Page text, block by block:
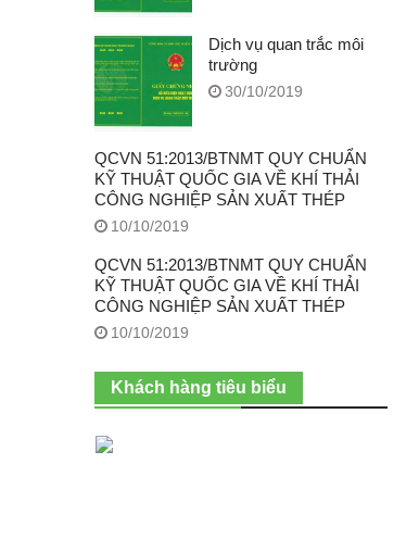
Dịch vụ quan trắc môi
trường
30/10/2019
QCVN 51:2013/BTNMT QUY CHUẨN
KỸ THUẬT QUỐC GIA VỀ KHÍ THẢI
CÔNG NGHIỆP SẢN XUẤT THÉP
10/10/2019
QCVN 51:2013/BTNMT QUY CHUẨN
KỸ THUẬT QUỐC GIA VỀ KHÍ THẢI
CÔNG NGHIỆP SẢN XUẤT THÉP
10/10/2019
Khách hàng tiêu biểu